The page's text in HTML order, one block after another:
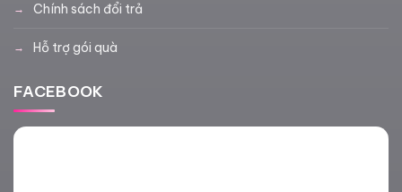
Chính sách đổi trả
Hỗ trợ gói quà
FACEBOOK